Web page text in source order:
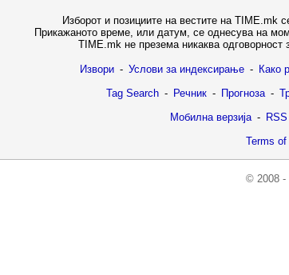
Изборот и позициите на вестите на TIME.mk
Прикажаното време, или датум, се однесува на
TIME.mk не презема никаква одговорност
Извори - Услови за индексирање - Како
Tag Search - Речник - Прогноза -
Мобилна верзија - RSS
Terms of
© 2008 -